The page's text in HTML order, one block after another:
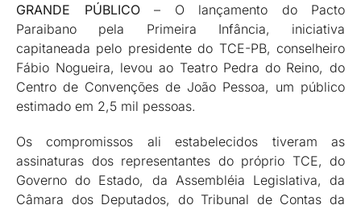
GRANDE PÚBLICO– O lançamento do Pacto
Paraibano pela Primeira Infância, iniciativa
capitaneada pelo presidente do TCE-PB, conselheiro
Fábio Nogueira, levou ao Teatro Pedra do Reino, do
Centro de Convenções de João Pessoa, um público
estimado em 2,5 mil pessoas.
Os compromissos ali estabelecidos tiveram as
assinaturas dos representantes do próprio TCE, do
Governo do Estado, da Assembléia Legislativa, da
Câmara dos Deputados, do Tribunal de Contas da